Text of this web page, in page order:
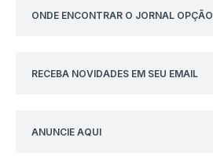
ONDE ENCONTRAR O JORNAL OPÇÃO
RECEBA NOVIDADES EM SEU EMAIL
ANUNCIE AQUI